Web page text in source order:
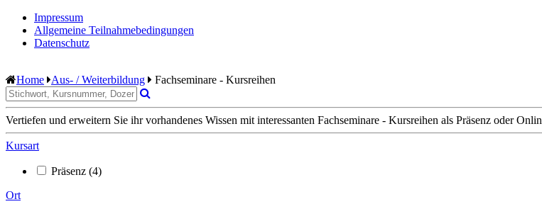
Impressum
Allgemeine Teilnahmebedingungen
Datenschutz
Home Aus- / Weiterbildung Fachseminare - Kursreihen
Vertiefen und erweitern Sie ihr vorhandenes Wissen mit interessanten Fachseminare - Kursreihen als Präsenz oder
Kursart
Präsenz (4)
Ort